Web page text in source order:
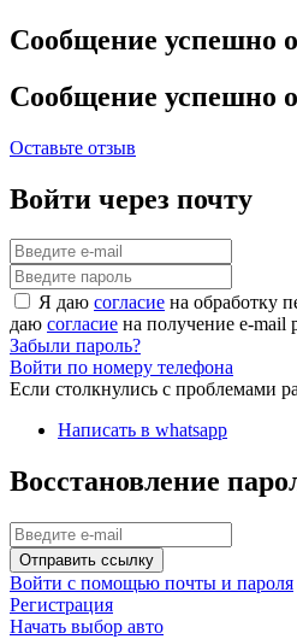
Сообщение успешно
Сообщение успешно
Оставьте отзыв
Войти через почту
Я даю согласие на обработку
даю согласие на получение e-mail
Забыли пароль?
Войти по номеру телефона
Если столкнулись с проблемами
Написать в whatsapp
Восстановление
Отправить ссылку
Войти с помощью почты и пароля
Регистрация
Начать выбор авто